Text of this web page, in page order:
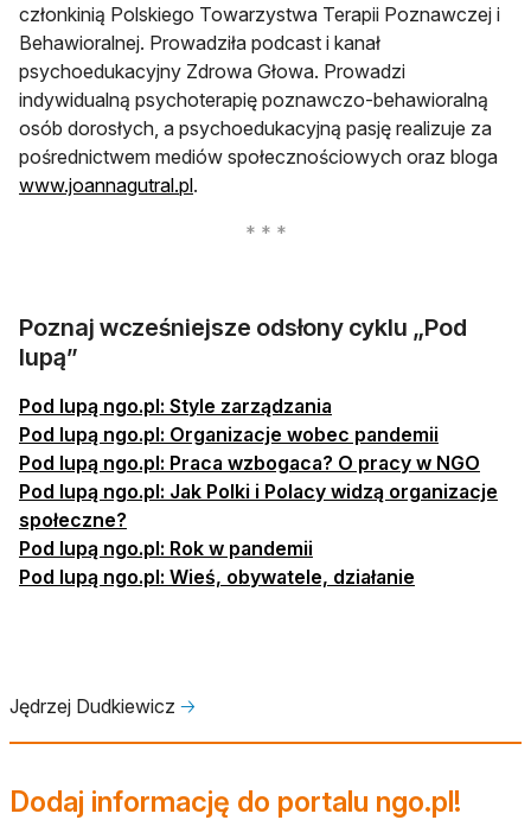
członkinią Polskiego Towarzystwa Terapii Poznawczej i
Behawioralnej. Prowadziła podcast i kanał
psychoedukacyjny Zdrowa Głowa. Prowadzi
indywidualną psychoterapię poznawczo-behawioralną
osób dorosłych, a psychoedukacyjną pasję realizuje za
pośrednictwem mediów społecznościowych oraz bloga
www.joannagutral.plotwiera się w nowej karcie
.
Poznaj wcześniejsze odsłony cyklu „Pod
lupą”
Pod lupą ngo.pl: Style zarządzania
Pod lupą ngo.pl: Organizacje wobec pandemii
Pod lupą ngo.pl: Praca wzbogaca? O pracy w NGO
Pod lupą ngo.pl: Jak Polki i Polacy widzą organizacje
społeczne?
Pod lupą ngo.pl: Rok w pandemii
Pod lupą ngo.pl: Wieś, obywatele, działanie
Jędrzej Dudkiewicz 🡢
Dodaj informację do portalu ngo.pl!